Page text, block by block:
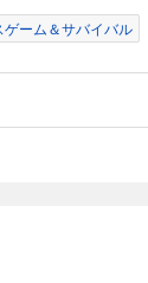
ゲーム＆サバイバル